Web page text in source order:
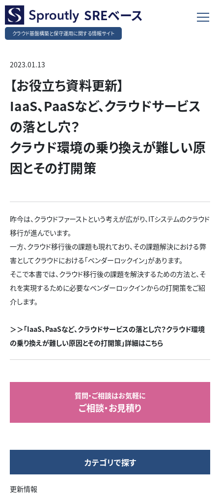
SREベース
クラウド基盤構築と保守運用に関する情報サイト
2023.01.13
【お役立ち資料更新】
IaaS、PaaSなど、クラウドサービス
の落とし穴？
クラウド環境の乗り換えが難しい原
因とその打開策
昨今は、クラウドファーストという考えが広がり、ITシステムのクラウド
移行が進んでいます。
一方、クラウド移行後の課題も現れており、その課題解決における弊
害としてクラウドにおける「ベンダーロックイン」があります。
そこで本書では、クラウド移行後の課題を解決するための方法と、そ
れを実現するために必要なベンダーロックインからの打開策をご紹
介します。
＞＞「IaaS、PaaSなど、クラウドサービスの落とし穴？クラウド環境
の乗り換えが難しい原因とその打開策」詳細はこちら
質問・ご相談はお気軽に
ご相談・お見積り
カテゴリで探す
更新情報